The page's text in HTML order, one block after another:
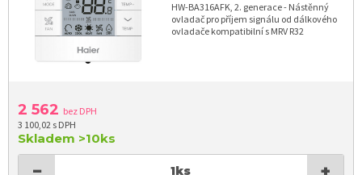
HW-BA316AFK, 2. generace - Nástěnný
ovladač pro příjem signálu od dálkového
ovladače kompatibilní s MRV R32
2 562 bez DPH
3 100,02 s DPH
Skladem >10ks
1ks